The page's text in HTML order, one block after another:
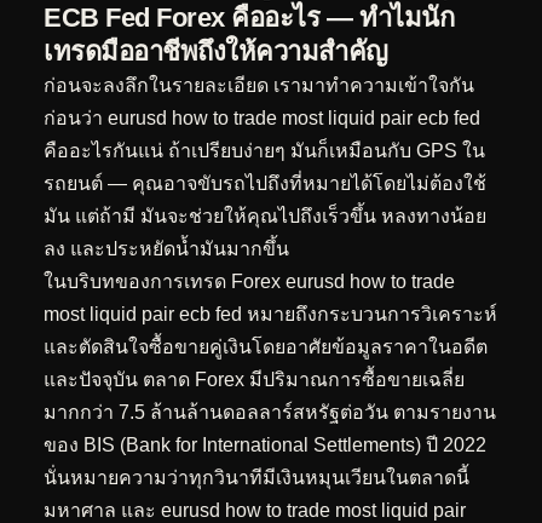
ECB Fed Forex คืออะไร — ทำไมนัก
เทรดมืออาชีพถึงให้ความสำคัญ
ก่อนจะลงลึกในรายละเอียด เรามาทำความเข้าใจกัน
ก่อนว่า eurusd how to trade most liquid pair ecb fed
คืออะไรกันแน่ ถ้าเปรียบง่ายๆ มันก็เหมือนกับ GPS ใน
รถยนต์ — คุณอาจขับรถไปถึงที่หมายได้โดยไม่ต้องใช้
มัน แต่ถ้ามี มันจะช่วยให้คุณไปถึงเร็วขึ้น หลงทางน้อย
ลง และประหยัดน้ำมันมากขึ้น
ในบริบทของการเทรด Forex eurusd how to trade
most liquid pair ecb fed หมายถึงกระบวนการวิเคราะห์
และตัดสินใจซื้อขายคู่เงินโดยอาศัยข้อมูลราคาในอดีต
และปัจจุบัน ตลาด Forex มีปริมาณการซื้อขายเฉลี่ย
มากกว่า 7.5 ล้านล้านดอลลาร์สหรัฐต่อวัน ตามรายงาน
ของ BIS (Bank for International Settlements) ปี 2022
นั่นหมายความว่าทุกวินาทีมีเงินหมุนเวียนในตลาดนี้
มหาศาล และ eurusd how to trade most liquid pair